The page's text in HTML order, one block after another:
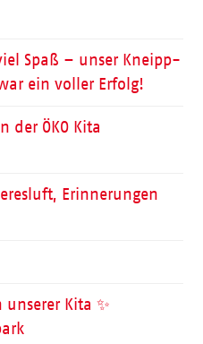
Spaß – unser Kneipp-
ein voller Erfolg!
ÖKO Kita
Erinnerungen
Kita ✨